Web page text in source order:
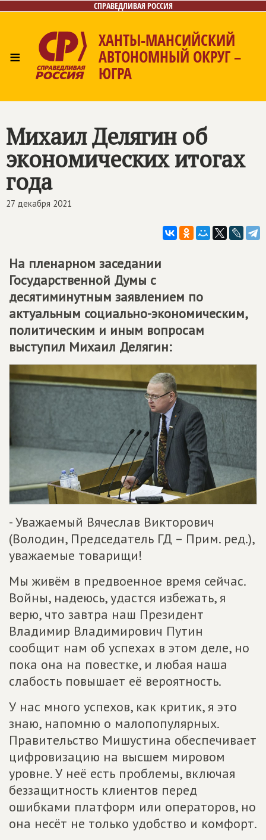
СПРАВЕДЛИВАЯ РОССИЯ
≡
ХАНТЫ-МАНСИЙСКИЙ
АВТОНОМНЫЙ ОКРУГ –
ЮГРА
Михаил Делягин об
экономических итогах
года
27 декабря 2021
На пленарном заседании
Государственной Думы с
десятиминутным заявлением по
актуальным социально-экономическим,
политическим и иным вопросам
выступил Михаил Делягин:
- Уважаемый Вячеслав Викторович
(Володин, Председатель ГД – Прим. ред.),
уважаемые товарищи!
Мы живём в предвоенное время сейчас.
Войны, надеюсь, удастся избежать, я
верю, что завтра наш Президент
Владимир Владимирович Путин
сообщит нам об успехах в этом деле, но
пока она на повестке, и любая наша
слабость повышает её вероятность.
У нас много успехов, как критик, я это
знаю, напомню о малопопулярных.
Правительство Мишустина обеспечивает
цифровизацию на высшем мировом
уровне. У неё есть проблемы, включая
беззащитность клиентов перед
ошибками платформ или операторов, но
она несёт не только удобство и комфорт.